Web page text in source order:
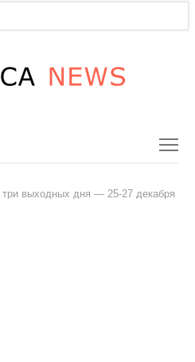
три выходных дня — 25-27 декабря —